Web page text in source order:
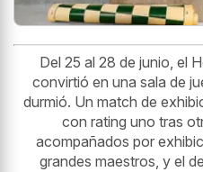
Del 25 al 28 de junio, el
convirtió en una sala de
durmió. Un match de
con rating uno tras
acompañados por
grandes maestros, y el